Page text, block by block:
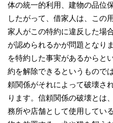
体の統一的利用、建物の品位
したがって、借家人は、この
家人がこの特約に違反した場
が認められるかが問題となり
を特約した事実があるからと
約を解除できるというもので
頼関係がそれによって破壊さ
ります。信頼関係の破壊とは
務所や店舗として使用してい